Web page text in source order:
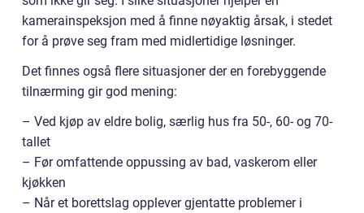
kamerainspeksjon med å finne nøyaktig årsak, i stedet
for å prøve seg fram med midlertidige løsninger.
Det finnes også flere situasjoner der en forebyggende
tilnærming gir god mening:
– Ved kjøp av eldre bolig, særlig hus fra 50-, 60- og 70-
tallet
– Før omfattende oppussing av bad, vaskerom eller
kjøkken
– Når et borettslag opplever gjentatte problemer i